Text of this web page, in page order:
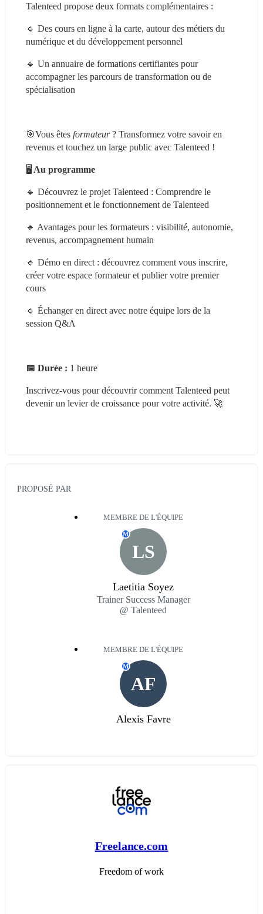
Talenteed propose deux formats complémentaires :
🔹 Des cours en ligne à la carte, autour des métiers du
numérique et du développement personnel
🔹 Un annuaire de formations certifiantes pour
accompagner les parcours de transformation ou de
spécialisation
🎯Vous êtes formateur ? Transformez votre savoir en
revenus et touchez un large public avec Talenteed !
🖥️ Au programme
🔹 Découvrez le projet Talenteed : Comprendre le
positionnement et le fonctionnement de Talenteed
🔹 Avantages pour les formateurs : visibilité, autonomie,
revenus, accompagnement humain
🔹 Démo en direct : découvrez comment vous inscrire,
créer votre espace formateur et publier votre premier
cours
🔹 Échanger en direct avec notre équipe lors de la
session Q&A
📅 Durée : 1 heure
Inscrivez-vous pour découvrir comment Talenteed peut
devenir un levier de croissance pour votre activité. 🚀
PROPOSÉ PAR
MEMBRE DE L'ÉQUIPE
LS
M
Laetitia Soyez
Trainer Success Manager
@ Talenteed
MEMBRE DE L'ÉQUIPE
AF
M
Alexis Favre
Freelance.com
Freedom of work